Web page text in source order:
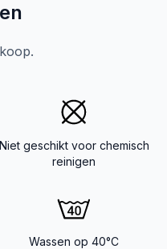
Niet geschikt voor chemisch
reinigen
Wassen op 40°C